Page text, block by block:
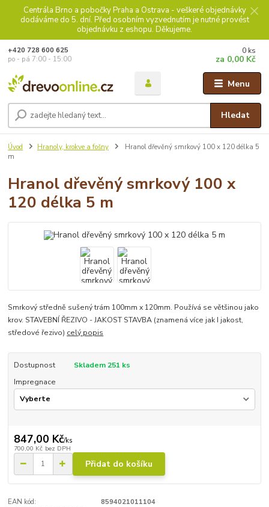
Centrála Brno a pobočky Praha a Ostrava - veškeré objednávky
dodáváme do 5. dní. Před osobním vyzvednutím je nutné provést
objednávku z eshopu. Děkujeme.
Menu
Hledat
+420 728 600 625
po - pá 7:00 - 15:00
0 ks
za 0,00 Kč
Úvod Hranoly, krokve a fošny
Hranol dřevěný smrkový 100 x 120 délka 5
m
Hranol dřevěný smrkový 100 x
120 délka 5 m
Smrkový středně sušený trám 100mm x 120mm. Používá se většinou jako
krov. STAVEBNÍ ŘEZIVO - JAKOST STAVBA (znamená více jak I jakost,
středové řezivo) celý popis
Dostupnost
Skladem 251 ks
Impregnace
847,00 Kč/ks
700,00 Kč bez DPH
Přidat do košíku
EAN kód:
8594021011104